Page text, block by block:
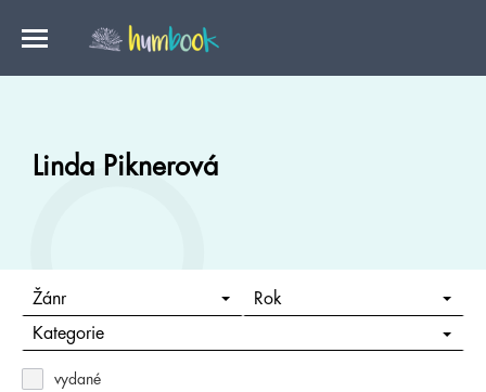
Linda Piknerová
Žánr Rok
Kategorie
vydané